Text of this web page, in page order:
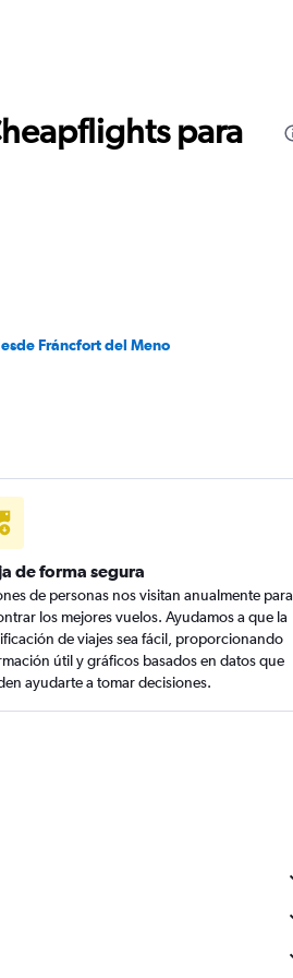
para
Fráncfort del Meno
de forma segura
de personas nos visitan anualmente para
los mejores vuelos. Ayudamos a que la
de viajes sea fácil, proporcionando
útil y gráficos basados en datos que
ayudarte a tomar decisiones.